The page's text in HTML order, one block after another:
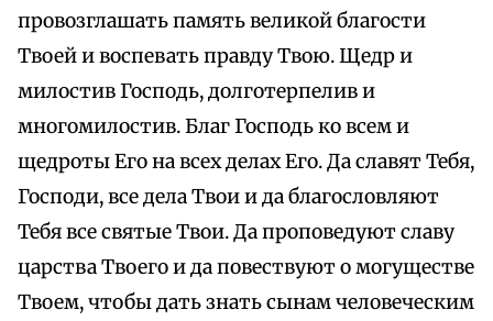
провозглашать память великой благости
Твоей и воспевать правду Твою. Щедр и
милостив Господь, долготерпелив и
многомилостив. Благ Господь ко всем и
щедроты Его на всех делах Его. Да славят Тебя,
Господи, все дела Твои и да благословляют
Тебя все святые Твои. Да проповедуют славу
царства Твоего и да повествуют о могуществе
Твоем, чтобы дать знать сынам человеческим